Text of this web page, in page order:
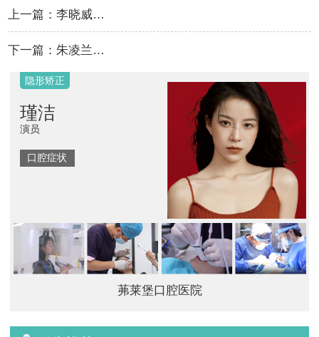
上一篇：李晓威…
下一篇：朱凌兰…
隐形矫正
瑾洁
演员
口腔症状
茀莱堡口腔医院